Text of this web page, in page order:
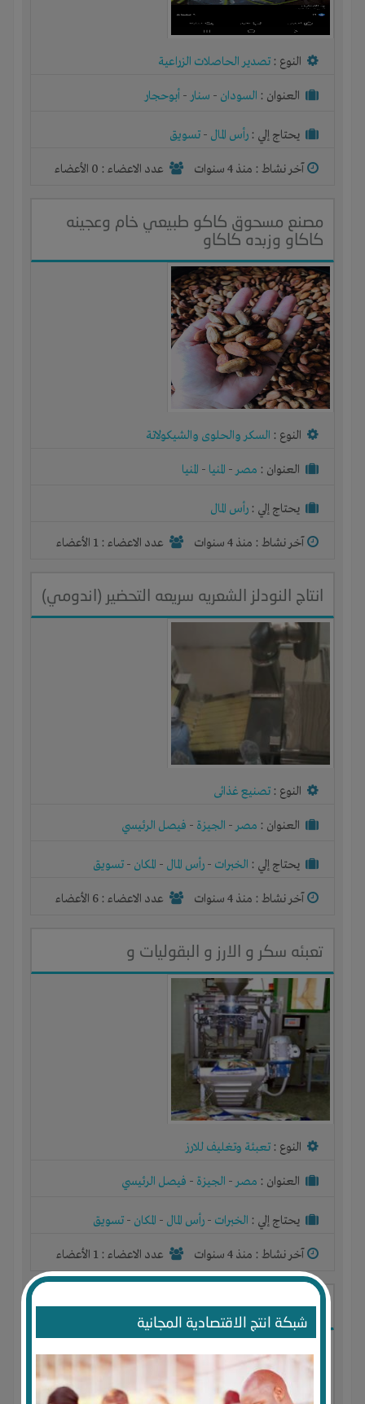
شبكة انتج الاقتصادية المجانية
النوع : تصدير الحاصلات الزراعية
العنوان : السودان - سنار- أبوحجار
يحتاج إلي : رأس المال - تسويق
آخر نشاط : منذ 4 سنوات عدد الاعضاء : 0 الأعضاء
مصنع مسحوق كاكو طبيعي خام وعجينه
كاكاو وزبده كاكاو
النوع : السكر والحلوى والشيكولاتة
العنوان : مصر- المنيا - المنيا
يحتاج إلي : رأس المال
آخر نشاط : منذ 4 سنوات عدد الاعضاء : 1 الأعضاء
انتاج النودلز الشعريه سريعه التحضير (اندومي)
النوع : تصنيع غذائى
العنوان : مصر- الجيزة - فيصل الرئيسي
يحتاج إلي : الخبرات - رأس المال - المكان - تسويق
آخر نشاط : منذ 4 سنوات عدد الاعضاء : 6 الأعضاء
تعبئه سكر و الارز و البقوليات و
النوع : تعبئة وتغليف للارز
العنوان : مصر- الجيزة - فيصل الرئيسي
يحتاج إلي : الخبرات - رأس المال - المكان - تسويق
آخر نشاط : منذ 4 سنوات عدد الاعضاء : 1 الأعضاء
بيع موبيل وإكسسوارات